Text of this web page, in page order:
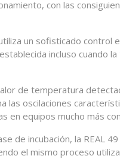
con las
un sofisticado
incluso
de temperatura
las oscilaciones
en equipos mucho más
de incubación, la REAL
el mismo proceso